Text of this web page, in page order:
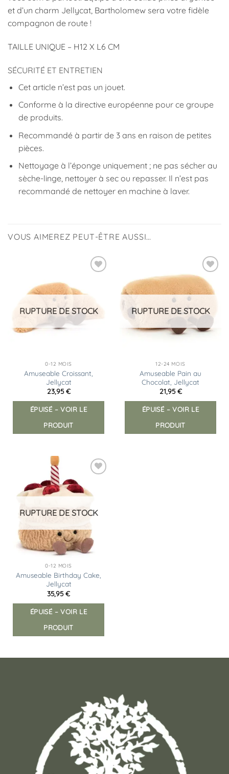
et d’un charm Jellycat, Bartholomew sera votre fidèle
compagnon de route !
TAILLE UNIQUE – H12 X L6 CM
SÉCURITÉ ET ENTRETIEN
Cet article n’est pas un jouet.
Conforme à la directive européenne pour ce groupe
de produits.
Recommandé à partir de 3 ans en raison de petites
pièces.
Nettoyage à l’éponge uniquement ; ne pas sécher au
sèche-linge, nettoyer à sec ou repasser. Il n’est pas
recommandé de nettoyer en machine à laver.
VOUS AIMEREZ PEUT-ÊTRE AUSSI…
RUPTURE DE STOCK
0-12 MOIS
Amuseable Croissant,
Jellycat
23,95€
ÉPUISÉ – VOIR LE
PRODUIT
Ajouter
à la
liste
RUPTURE DE STOCK
12-24 MOIS
Amuseable Pain au
Chocolat, Jellycat
21,95€
ÉPUISÉ – VOIR LE
PRODUIT
liste
RUPTURE DE STOCK
0-12 MOIS
Amuseable Birthday Cake,
Jellycat
35,95€
ÉPUISÉ – VOIR LE
PRODUIT